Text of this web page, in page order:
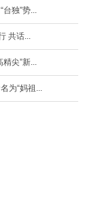
独”势...
共话...
尖”新...
为“妈祖...